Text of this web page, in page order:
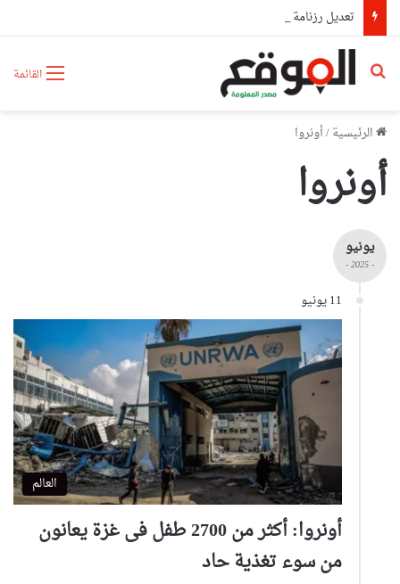
تعديل رزنامة الدخول المدرسي
القائمة بحث عن
الرئيسية/أونروا
أونروا
يونيو
- 2025 -
11 يونيو
العالم
أونروا: أكثر من 2700 طفل فى غزة يعانون
من سوء تغذية حاد